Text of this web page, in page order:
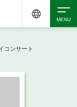
コンサート